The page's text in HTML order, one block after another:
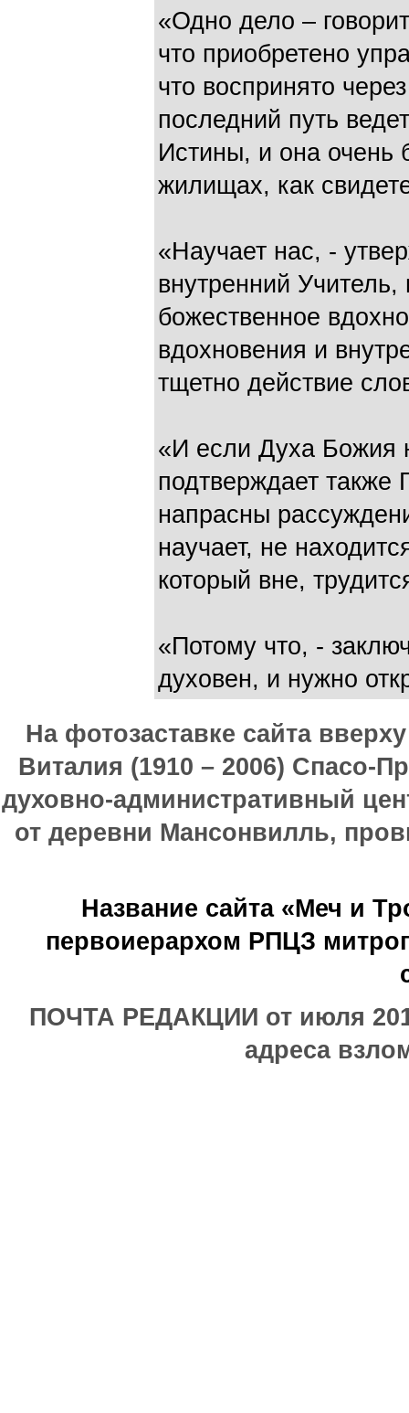
«Одно дело –
что приобретено
что воспринято
последний путь
Истины, и она очень
жилищах, как
«Научает нас, -
внутренний Учитель,
божественное
вдохновения и
тщетно действие
«И если Духа Божия
подтверждает также
напрасны
научает, не
который вне,
«Потому что, -
духовен, и нужно
На фотозаставке сайта
Виталия (1910 – 2006) Спасо-
духовно-административный
от деревни Мансонвилль,
Название сайта «Меч и
первоиерархом РПЦЗ
ПОЧТА РЕДАКЦИИ от июля
адреса